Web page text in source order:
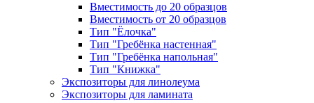
Вместимость до 20 образцов
Вместимость от 20 образцов
Тип "Ёлочка"
Тип "Гребёнка настенная"
Тип "Гребёнка напольная"
Тип "Книжка"
Экспозиторы для линолеума
Экспозиторы для ламината